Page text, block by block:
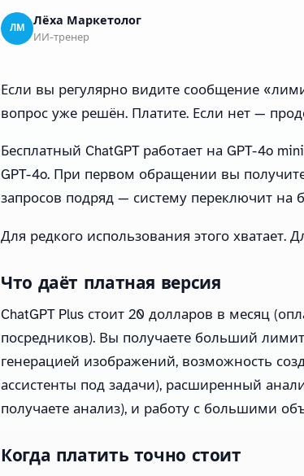
ЛМ
Лёха Маркетолог
ИИ-тренер
Если вы регулярно видите сообщение
вопрос уже решён. Платите. Если нет —
Бесплатный ChatGPT работает на GPT-4o
GPT-4o. При первом обращении вы
запросов подряд — систему переключит на
Для редкого использования этого
Что даёт платная версия
ChatGPT Plus стоит 20 долларов в месяц
посредников). Вы получаете больший лимит
генерацией изображений, возможность
ассистенты под задачи), расширенный
получаете анализ), и работу с большими
Когда платить точно стоит